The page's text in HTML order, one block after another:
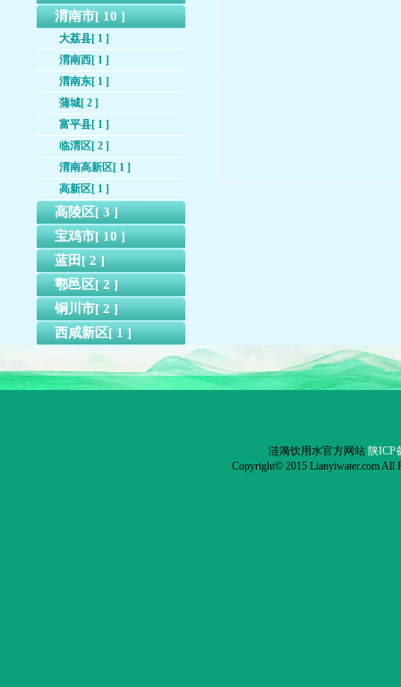
渭南市[ 10 ]
大荔县[ 1 ]
渭南西[ 1 ]
渭南东[ 1 ]
蒲城[ 2 ]
富平县[ 1 ]
临渭区[ 2 ]
渭南高新区[ 1 ]
高新区[ 1 ]
高陵区[ 3 ]
宝鸡市[ 10 ]
蓝田[ 2 ]
鄠邑区[ 2 ]
铜川市[ 2 ]
西咸新区[ 1 ]
涟漪饮用水官方网站 陕ICP
Copyright© 2015 Lianyiwater.com